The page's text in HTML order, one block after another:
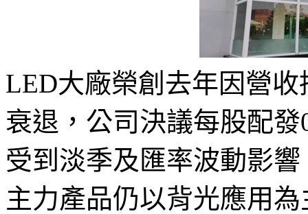
LED大廠榮創去年因營
衰退，公司決議每股配
受到淡季及匯率波動影
主力產品仍以背光應用